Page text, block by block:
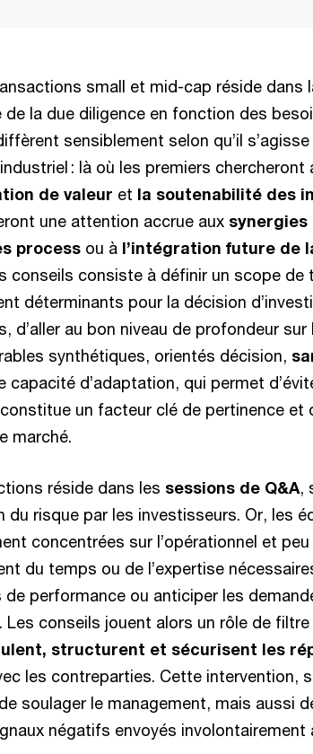
small et mid-cap réside dans
la due diligence en fonction des
sensiblement selon qu’il s’agisse
: là où les premiers
de valeur et la soutenabilité des
une attention accrue aux synergies
process ou à l’intégration future de
conseils consiste à définir un scope de
déterminants pour la décision
d’aller au bon niveau de profondeur
synthétiques, orientés décision,
capacité d’adaptation, qui permet
un facteur clé de pertinence et
marché.
réside dans les sessions de Q&A,
risque par les investisseurs. Or, les
concentrées sur l’opérationnel et
du temps ou de l’expertise
performance ou anticiper les
Les conseils jouent alors un rôle de
structurent et sécurisent les
les contreparties. Cette intervention,
soulager le management, mais aussi
négatifs envoyés involontairement